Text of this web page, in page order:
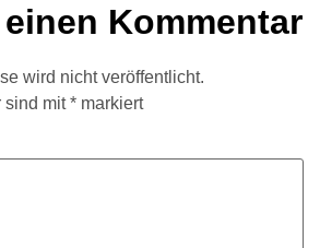
Kommentar
wird nicht veröffentlicht.
sind mit* markiert